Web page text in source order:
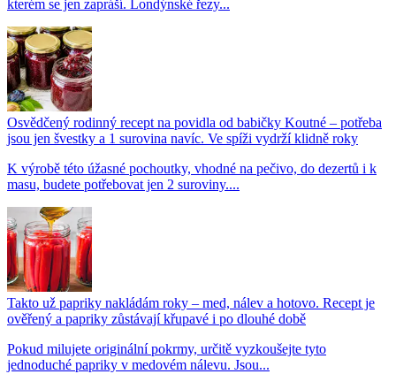
kterém se jen zapráší. Londýnské řezy...
Osvědčený rodinný recept na povidla od babičky Koutné – potřeba
jsou jen švestky a 1 surovina navíc. Ve spíži vydrží klidně roky
K výrobě této úžasné pochoutky, vhodné na pečivo, do dezertů i k
masu, budete potřebovat jen 2 suroviny....
Takto už papriky nakládám roky – med, nálev a hotovo. Recept je
ověřený a papriky zůstávají křupavé i po dlouhé době
Pokud milujete originální pokrmy, určitě vyzkoušejte tyto
jednoduché papriky v medovém nálevu. Jsou...